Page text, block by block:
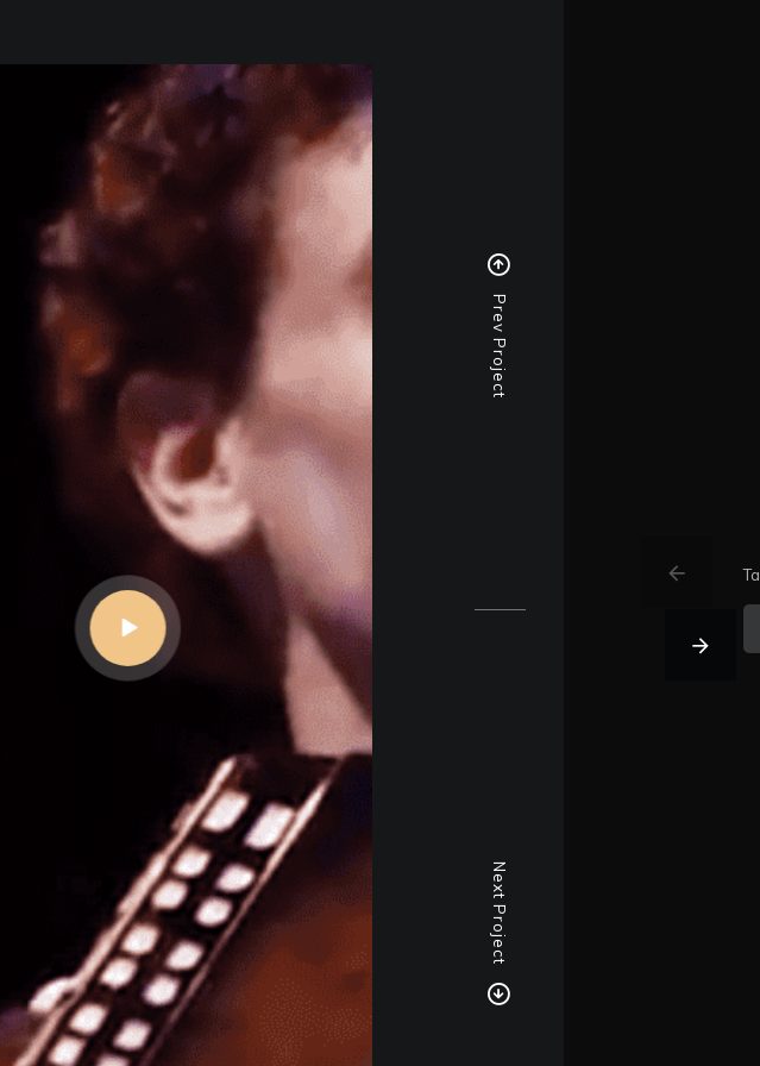
Prev Project
Next Project